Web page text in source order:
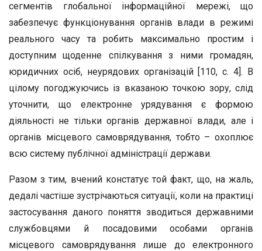
сегментів глобальної інформаційної мережі, що
забезпечує функціонування органів влади в режимі
реального часу та робить максимально простим і
доступним щоденне спілкування з ними громадян,
юридичних осіб, неурядових організацій [110, с. 4]. В
цілому погоджуючись із вказаною точкою зору, слід
уточнити, що електронне урядування є формою
діяльності не тільки органів державної влади, але і
органів місцевого самоврядування, тобто – охоплює
всю систему публічної адміністрації держави.
Разом з тим, вчений констатує той факт, що, на жаль,
дедалі частіше зустрічаються ситуації, коли на практиці
застосування даного поняття зводиться державними
службовцями й посадовими особами органів
місцевого самоврядування лише до електронного